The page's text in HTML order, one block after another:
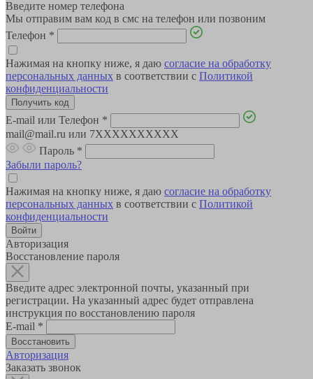
Введите номер телефона
Мы отправим вам код в смс на телефон или позвоним
Телефон *
Нажимая на кнопку ниже, я даю согласие на обработку
персональных данных в соответствии с Политикой
конфиденциальности
E-mail или Телефон *
mail@mail.ru или 7XXXXXXXXXX
Пароль *
Забыли пароль?
Нажимая на кнопку ниже, я даю согласие на обработку
персональных данных в соответствии с Политикой
конфиденциальности
Авторизация
Восстановление пароля
Введите адрес электронной почты, указанный при
регистрации. На указанный адрес будет отправлена
инструкция по восстановлению пароля
E-mail *
Авторизация
Заказать звонок